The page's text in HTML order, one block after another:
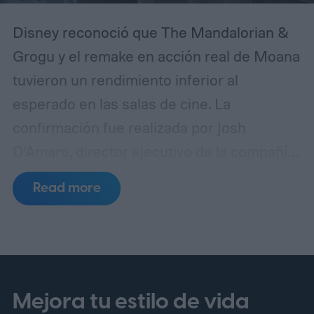
Disney reconoció que The Mandalorian &
Grogu y el remake en acción real de Moana
tuvieron un rendimiento inferior al
esperado en las salas de cine. La
durante una llamada con inversores en la
que se analizaron los resultados
para Disney. De acuerdo con su
Read more
Mejora tu estilo de vida